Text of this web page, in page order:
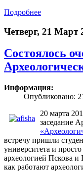
Подробнее
Четверг, 21 Март
Состоялось
Информация:
Опубликовано:
20 марта
заседание
встречу пришли
университета и
археологией Пскова
как работают